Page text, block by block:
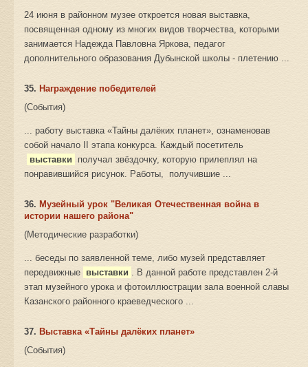
24 июня в районном музее откроется новая выставка,
посвященная одному из многих видов творчества, которыми
занимается Надежда Павловна Яркова, педагог
дополнительного образования Дубынской школы - плетению ...
35. Награждение победителей
(События)
... работу выставка «Тайны далёких планет», ознаменовав
собой начало II этапа конкурса. Каждый посетитель
выставки получал звёздочку, которую прилеплял на
понравившийся рисунок. Работы, получившие ...
36. Музейный урок "Великая Отечественная война в
истории нашего района"
(Методические разработки)
... беседы по заявленной теме, либо музей представляет
передвижные выставки
. В данной работе представлен 2-й
этап музейного урока и фотоиллюстрации зала военной славы
Казанского районного краеведческого ...
37. Выставка «Тайны далёких планет»
(События)